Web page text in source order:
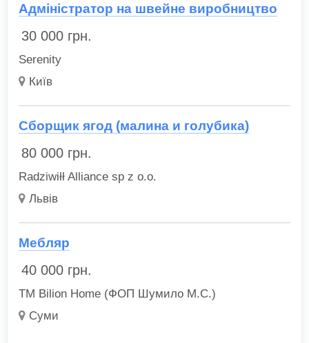
Адміністратор на швейне виробництво
30 000 грн.
Serenity
Київ
Сборщик ягод (малина и голубика)
80 000 грн.
Radziwiłł Alliance sp z o.o.
Львів
Мебляр
40 000 грн.
ТМ Bilion Home (ФОП Шумило М.С.)
Суми